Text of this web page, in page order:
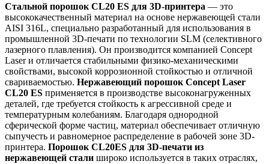
Стальной порошок CL20 ES для 3D-принтера — это
высококачественный материал на основе нержавеющей стали
AISI 316L, специально разработанный для использования в
промышленной 3D-печати по технологии SLM (селективного
лазерного плавления). Он производится компанией Concept
Laser и отличается стабильными физико-механическими
свойствами, высокой коррозионной стойкостью и отличной
свариваемостью. Нержавеющий порошок Concept Laser
CL20 ES применяется в производстве высоконагруженных
деталей, где требуется стойкость к агрессивной среде и
температурным колебаниям. Благодаря однородной
сферической форме частиц, материал обеспечивает отличную
сыпучесть и равномерное распределение в рабочей зоне 3D-
принтера. Порошок CL20ES для 3D-печати из
нержавеющей стали широко используется в таких отраслях,